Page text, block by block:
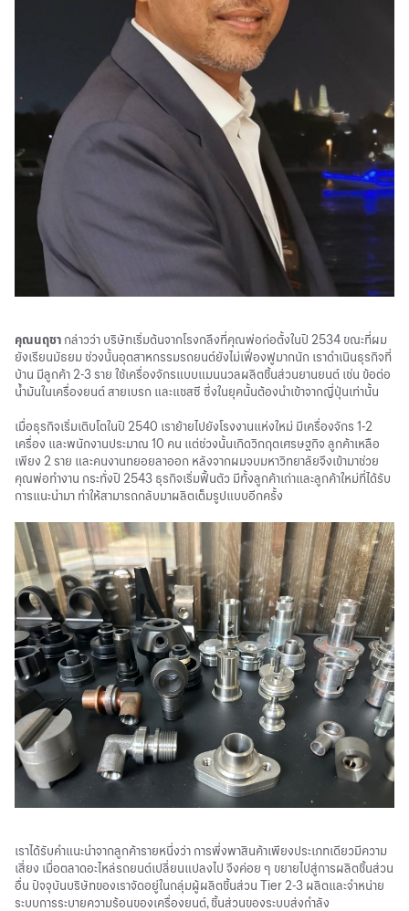
คุณนฤชา กล่าวว่า บริษัทเริ่มต้นจากโรงกลึงที่คุณพ่อก่อตั้งในปี 2534 ขณะที่ผม
ยังเรียนมัธยม ช่วงนั้นอุตสาหกรรมรถยนต์ยังไม่เฟื่องฟูมากนัก เราดำเนินธุรกิจที่
บ้าน มีลูกค้า 2-3 ราย ใช้เครื่องจักรแบบแมนนวลผลิตชิ้นส่วนยานยนต์ เช่น ข้อต่อ
น้ำมันในเครื่องยนต์ สายเบรก และแชสซี ซึ่งในยุคนั้นต้องนำเข้าจากญี่ปุ่นเท่านั้น
เมื่อธุรกิจเริ่มเติบโตในปี 2540 เราย้ายไปยังโรงงานแห่งใหม่ มีเครื่องจักร 1-2
เครื่อง และพนักงานประมาณ 10 คน แต่ช่วงนั้นเกิดวิกฤตเศรษฐกิจ ลูกค้าเหลือ
เพียง 2 ราย และคนงานทยอยลาออก หลังจากผมจบมหาวิทยาลัยจึงเข้ามาช่วย
คุณพ่อทำงาน กระทั่งปี 2543 ธุรกิจเริ่มฟื้นตัว มีทั้งลูกค้าเก่าและลูกค้าใหม่ที่ได้รับ
การแนะนำมา ทำให้สามารถกลับมาผลิตเต็มรูปแบบอีกครั้ง
เราได้รับคำแนะนำจากลูกค้ารายหนึ่งว่า การพึ่งพาสินค้าเพียงประเภทเดียวมีความ
เสี่ยง เมื่อตลาดอะไหล่รถยนต์เปลี่ยนแปลงไป จึงค่อย ๆ ขยายไปสู่การผลิตชิ้นส่วน
อื่น ปัจจุบันบริษัทของเราจัดอยู่ในกลุ่มผู้ผลิตชิ้นส่วน Tier 2-3 ผลิตและจำหน่าย
ระบบการระบายความร้อนของเครื่องยนต์, ชิ้นส่วนของระบบส่งกำลัง